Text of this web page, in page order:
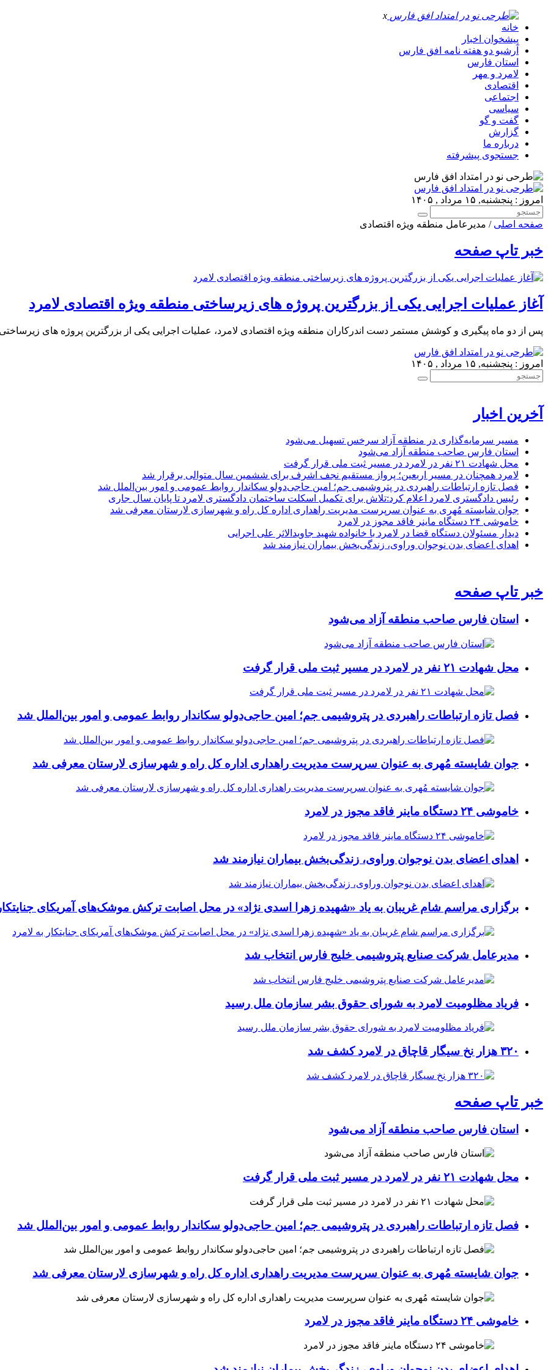
x
خانه
پیشخوان اخبار
آرشیو دو هفته نامه افق فارس
استان فارس
لامرد و مهر
اقتصادی
اجتماعی
سیاسی
گفت و گو
گزارش
درباره ما
جستجوی پیشرفته
امروز : پنجشنبه, ۱۵ مرداد , ۱۴۰۵
صفحه اصلی / مدیرعامل منطقه ویژه اقتصادی
خبر تاپ صفحه
آغاز عملیات اجرایی یکی از بزرگترین پروژه های زیرساختی منطقه ویژه اقتصادی لامرد
پس از دو ماه پیگیری و کوشش مستمر دست اندرکاران منطقه ویژه اقتصادی لامرد، عملیات اجرایی یکی از بزرگترین پروژه های
امروز : پنجشنبه, ۱۵ مرداد , ۱۴۰۵
آخرین اخبار
مسیر سرمایه‌گذاری در منطقه آزاد سرخس تسهیل می‌شود
استان فارس صاحب منطقه آزاد می‌شود
محل شهادت ۲۱ نفر در لامرد در مسیر ثبت ملی قرار گرفت
لامرد همچنان در مسیر اربعین؛ پرواز مستقیم نجف اشرف برای ششمین سال متوالی برقرار شد
فصل تازه ارتباطات راهبردی در پتروشیمی جم؛ امین حاجی‌دولو سکاندار روابط عمومی و امور بین‌الملل شد
رئیس دادگستری لامرد اعلام کرد:تلاش برای تکمیل اسکلت ساختمان دادگستری لامرد تا پایان سال جاری
جوان شایسته مُهری به عنوان سرپرست مدیریت راهداری اداره کل راه و شهرسازی لارستان معرفی شد
خاموشی ۲۴ دستگاه ماینر فاقد مجوز در لامرد
دیدار مسئولان دستگاه قضا در لامرد با خانواده شهید جاویدالاثر علی اجرایی
اهدای اعضای بدن نوجوان وراوی، زندگی‌بخش بیماران نیازمند شد
خبر تاپ صفحه
استان فارس صاحب منطقه آزاد می‌شود
محل شهادت ۲۱ نفر در لامرد در مسیر ثبت ملی قرار گرفت
فصل تازه ارتباطات راهبردی در پتروشیمی جم؛ امین حاجی‌دولو سکاندار روابط عمومی و امور بین‌الملل شد
جوان شایسته مُهری به عنوان سرپرست مدیریت راهداری اداره کل راه و شهرسازی لارستان معرفی شد
خاموشی ۲۴ دستگاه ماینر فاقد مجوز در لامرد
اهدای اعضای بدن نوجوان وراوی، زندگی‌بخش بیماران نیازمند شد
برگزاری مراسم شام غریبان به یاد «شهیده زهرا اسدی نژاد» در محل اصابت ترکش موشک‌های آمریکای جنایتکار
مدیرعامل شرکت صنایع پتروشیمی خلیج فارس انتخاب شد
فریاد مظلومیت لامرد به شورای حقوق بشر سازمان ملل رسید
۳۲۰ هزار نخ سیگار قاچاق در لامرد کشف شد
خبر تاپ صفحه
استان فارس صاحب منطقه آزاد می‌شود
محل شهادت ۲۱ نفر در لامرد در مسیر ثبت ملی قرار گرفت
فصل تازه ارتباطات راهبردی در پتروشیمی جم؛ امین حاجی‌دولو سکاندار روابط عمومی و امور بین‌الملل شد
جوان شایسته مُهری به عنوان سرپرست مدیریت راهداری اداره کل راه و شهرسازی لارستان معرفی شد
خاموشی ۲۴ دستگاه ماینر فاقد مجوز در لامرد